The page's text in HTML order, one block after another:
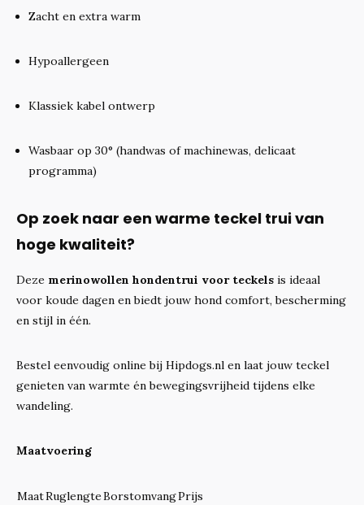
Zacht en extra warm
Hypoallergeen
Klassiek kabel ontwerp
Wasbaar op 30° (handwas of machinewas, delicaat
programma)
Op zoek naar een warme teckel trui van
hoge kwaliteit?
Deze merinowollen hondentrui voor teckels is ideaal
voor koude dagen en biedt jouw hond comfort, bescherming
en stijl in één.
Bestel eenvoudig online bij Hipdogs.nl en laat jouw teckel
genieten van warmte én bewegingsvrijheid tijdens elke
wandeling.
Maatvoering
MaatRuglengteBorstomvangPrijs